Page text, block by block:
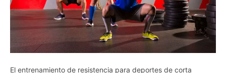
El entrenamiento de resistencia para deportes de corta